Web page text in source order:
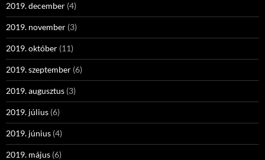
2019. december (4)
2019. november (3)
2019. október (11)
2019. szeptember (6)
2019. augusztus (3)
2019. július (6)
2019. június (4)
2019. május (6)